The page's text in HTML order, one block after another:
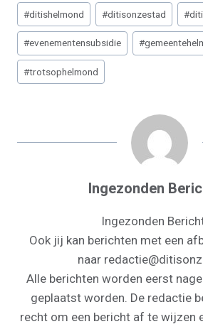
R
E
O
N
W
I
T
T
E
R
R
E
O
N
B
O
O
K
R
E
O
N
T
E
R
E
R
E
O
N
K
E
D
I
Bericht
tags:
#ditishelmond #ditisonzestad #
#evenementensubsidie #
#trotsophelmond
Ingezonden
Ingezonden
Ook jij kan berichten met een
naar
Alle berichten worden eerst
geplaatst worden. De redactie
recht om een bericht af te wijzen